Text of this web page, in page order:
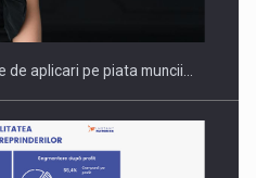
de aplicari pe piata muncii…